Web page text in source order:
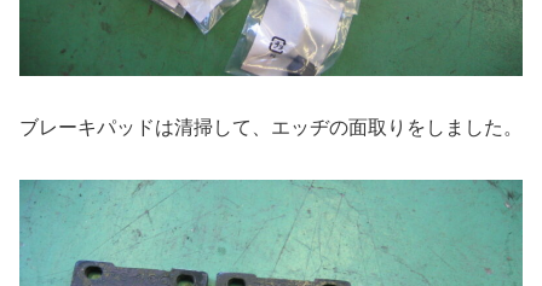
ブレーキパッドは清掃して、エッヂの面取りをしました。